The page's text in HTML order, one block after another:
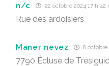
n/c 22 octobre 2024 17 h 42
Rue des ardoisiers
Maner nevez 8 octobre
7790 Écluse de